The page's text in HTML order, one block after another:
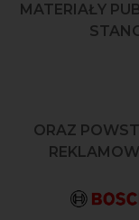
MATERIAŁY
ORAZ